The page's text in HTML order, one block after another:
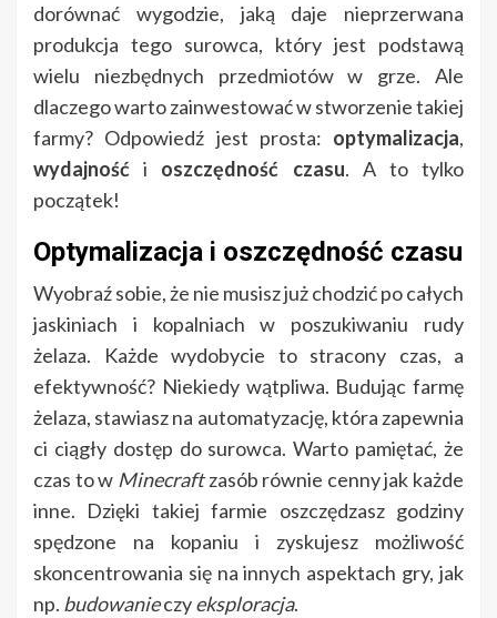
dorównać wygodzie, jaką daje nieprzerwana
produkcja tego surowca, który jest podstawą
wielu niezbędnych przedmiotów w grze. Ale
dlaczego warto zainwestować w stworzenie takiej
farmy? Odpowiedź jest prosta: optymalizacja,
wydajność i oszczędność czasu. A to tylko
początek!
Optymalizacja i oszczędność czasu
Wyobraź sobie, że nie musisz już chodzić po całych
jaskiniach i kopalniach w poszukiwaniu rudy
żelaza. Każde wydobycie to stracony czas, a
efektywność? Niekiedy wątpliwa. Budując farmę
żelaza, stawiasz na automatyzację, która zapewnia
ci ciągły dostęp do surowca. Warto pamiętać, że
czas to w Minecraftzasób równie cenny jak każde
inne. Dzięki takiej farmie oszczędzasz godziny
spędzone na kopaniu i zyskujesz możliwość
skoncentrowania się na innych aspektach gry, jak
np. budowanieczyeksploracja.